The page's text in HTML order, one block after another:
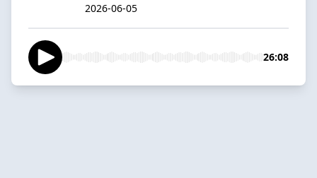
2026-06-05
26:08